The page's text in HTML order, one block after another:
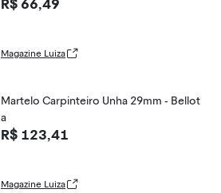
R$ 66,49
Magazine Luiza
Martelo Carpinteiro Unha 29mm - Bellot
a
R$ 123,41
Magazine Luiza